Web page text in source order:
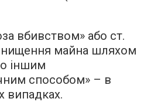
вбивством» або ст.
майна шляхом
іншим
способом» – в
випадках.